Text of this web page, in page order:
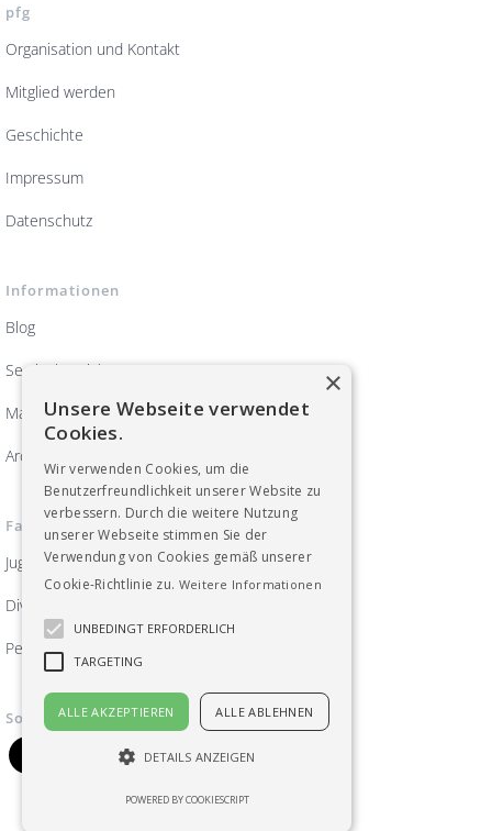
pfg
Organisation und Kontakt
Mitglied werden
Geschichte
Impressum
Datenschutz
Informationen
Blog
Servicebereich
Magazin ArbeitsWelten
Archiv
Fachgruppen
Jugend
Diversität, Frauen und Gleichberechtigung
Pensionist_innen
Soziale Medien
×
Unsere Webseite verwendet
Cookies.
Wir verwenden Cookies, um die
Benutzerfreundlichkeit unserer Website zu
verbessern. Durch die weitere Nutzung
unserer Webseite stimmen Sie der
Verwendung von Cookies gemäß unserer
Cookie-Richtlinie zu. Weitere Informationen
UNBEDINGT ERFORDERLICH
TARGETING
ALLE AKZEPTIEREN ALLE ABLEHNEN
DETAILS ANZEIGEN
POWERED BY COOKIESCRIPT